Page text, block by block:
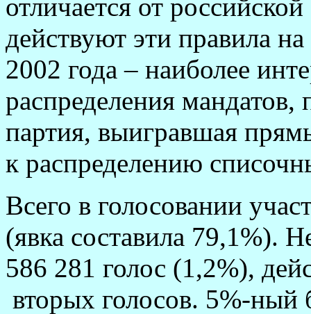
отличается от
действуют эти правила
2002 года – наиболее
распределения мандатов,
партия, выигравшая
к распределению
Всего в голосовании
(явка составила 79,1%).
586 281 голос (1,2%),
вторых голосов. 5%-ный